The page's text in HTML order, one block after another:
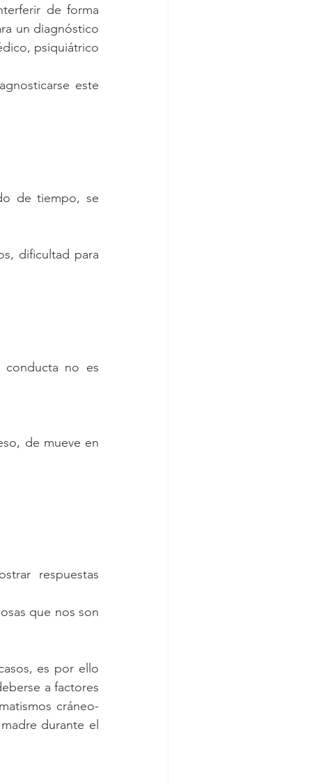
de forma
un diagnóstico
psiquiátrico
este
de tiempo, se
dificultad para
conducta no es
de mueve en
respuestas
que nos son
es por ello
a factores
cráneo-
durante el